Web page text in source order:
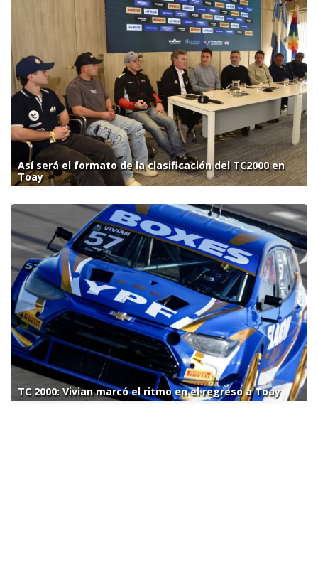
Así será el formato de la clasificación del TC2000 en
Toay
TC 2000: Vivian marcó el ritmo en el regreso a Toay